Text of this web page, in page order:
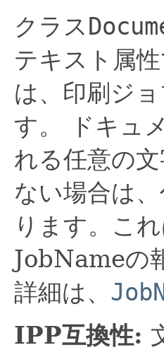
クラス
テキスト属
は、印刷ジ
す。
ドキュ
れる任意の文
ない場合は
ります。これ
JobNameの
詳細は、
IPP互換性: